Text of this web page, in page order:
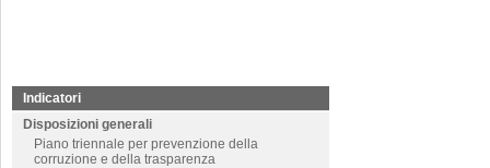
Indicatori
Disposizioni generali
Piano triennale per prevenzione della
corruzione e della trasparenza